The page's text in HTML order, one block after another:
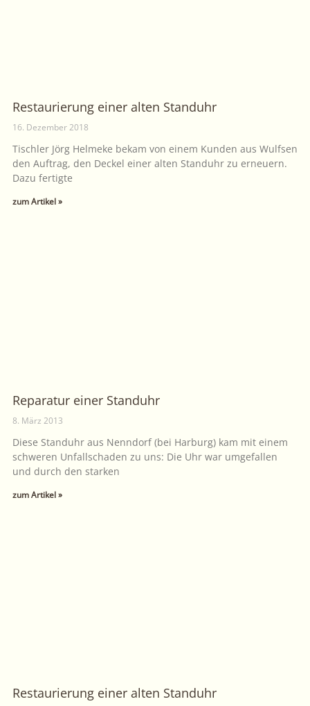
Restaurierung einer alten Standuhr
16. Dezember 2018
Tischler Jörg Helmeke bekam von einem Kunden aus Wulfsen
den Auftrag, den Deckel einer alten Standuhr zu erneuern.
Dazu fertigte
zum Artikel »
Reparatur einer Standuhr
8. März 2013
Diese Standuhr aus Nenndorf (bei Harburg) kam mit einem
schweren Unfallschaden zu uns: Die Uhr war umgefallen
und durch den starken
zum Artikel »
Restaurierung einer alten Standuhr